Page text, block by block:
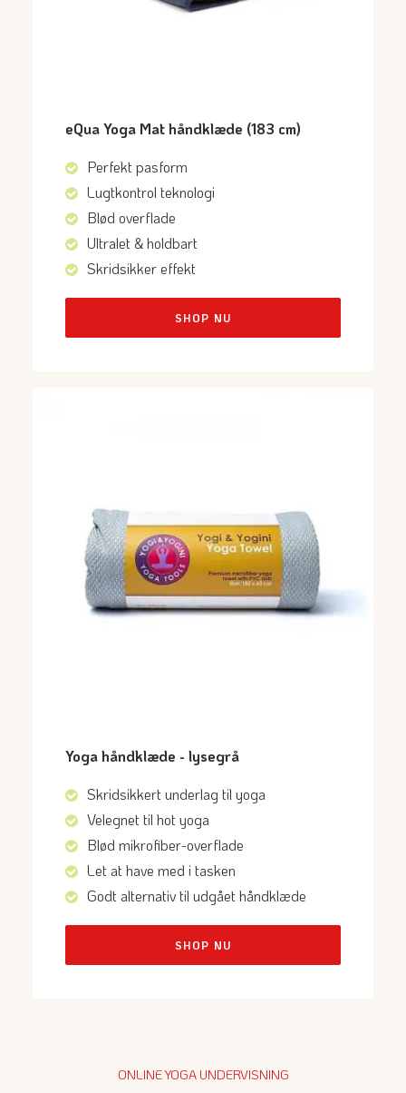
eQua Yoga Mat håndklæde (183 cm)
Perfekt pasform
Lugtkontrol teknologi
Blød overflade
Ultralet & holdbart
Skridsikker effekt
SHOP NU
Yoga håndklæde - lysegrå
Skridsikkert underlag til yoga
Velegnet til hot yoga
Blød mikrofiber-overflade
Let at have med i tasken
Godt alternativ til udgået håndklæde
SHOP NU
ONLINE YOGA UNDERVISNING